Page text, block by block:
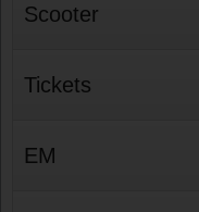
Scooter
Tickets
EM